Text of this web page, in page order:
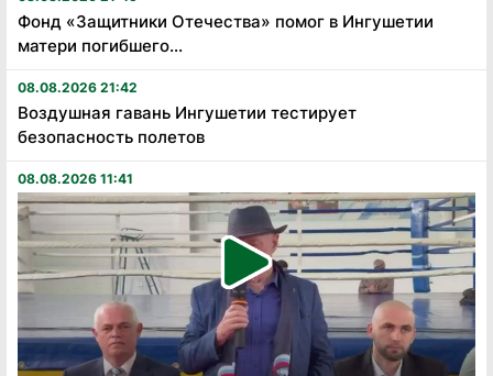
Фонд «Защитники Отечества» помог в Ингушетии
матери погибшего...
08.08.2026 21:42
Воздушная гавань Ингушетии тестирует
безопасность полетов
08.08.2026 11:41